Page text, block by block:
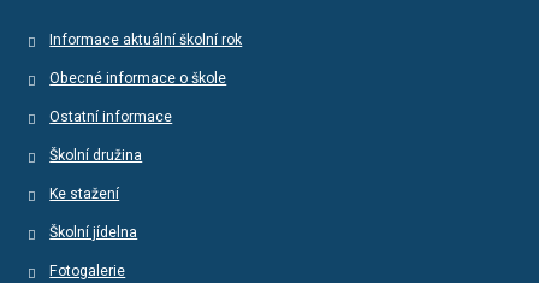
Informace aktuální školní rok
Obecné informace o škole
Ostatní informace
Školní družina
Ke stažení
Školní jídelna
Fotogalerie